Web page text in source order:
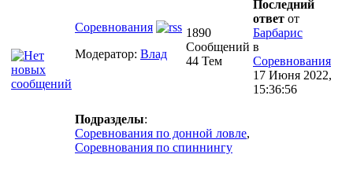
Соревнования
Модератор: Влад
1890
Сообщений
44 Тем
Последний
ответ от
Барбарис
в
Соревнования
17 Июня 2022,
15:36:56
Подразделы:
Соревнования по донной ловле,
Соревнования по спиннингу